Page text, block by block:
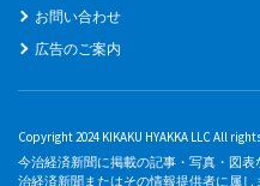
お問い合わせ
広告のご案内
Copyright 2024 KIKAKU HYAKKA LLC All
今治経済新聞に掲載の記事・写真・図
治経済新聞またはその情報提供者に属し